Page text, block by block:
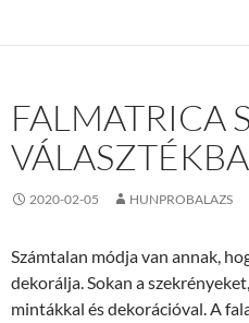
FALMATRICA
2020-02-05 HUNPROBALAZS
Számtalan módja van annak,
dekorálja. Sokan a
mintákkal és dekorációval. A